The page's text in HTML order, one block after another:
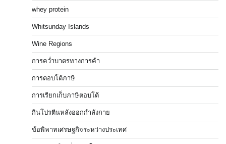
whey protein
Whitsunday Islands
Wine Regions
การคว่ำบาตรทางการค้า
การตอบโต้ภาษี
การเรียกเก็บภาษีตอบโต้
กินโปรตีนหลังออกกำลังกาย
ข้อพิพาทเศรษฐกิจระหว่างประเทศ